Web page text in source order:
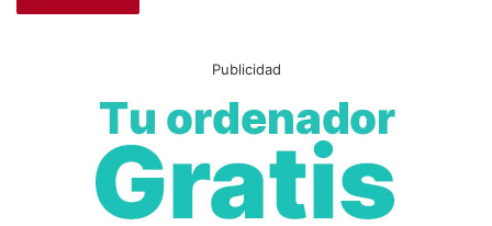
Publicidad